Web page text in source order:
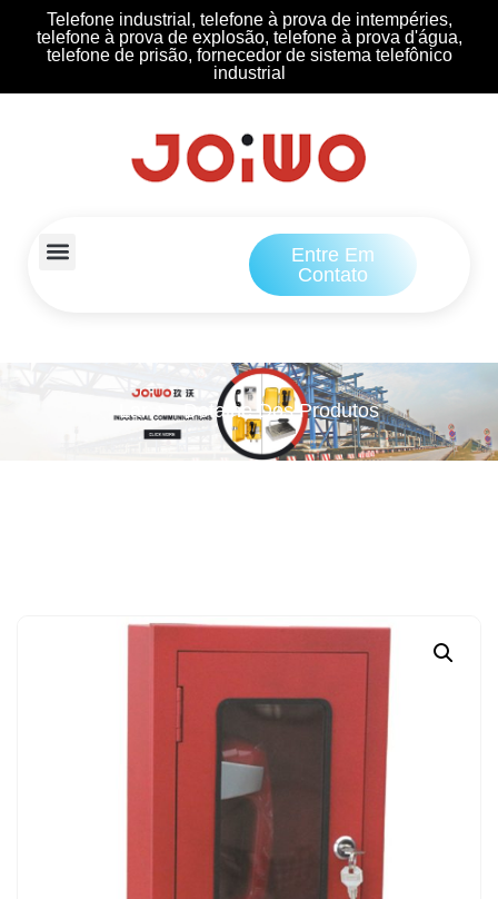
Telefone industrial, telefone à prova de intempéries,
telefone à prova de explosão, telefone à prova d'água,
telefone de prisão, fornecedor de sistema telefônico
industrial
Entre Em
Contato
Lar Detalhe Dos Produtos